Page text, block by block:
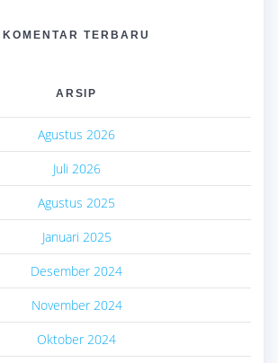
KOMENTAR TERBARU
ARSIP
Agustus 2026
Juli 2026
Agustus 2025
Januari 2025
Desember 2024
November 2024
Oktober 2024